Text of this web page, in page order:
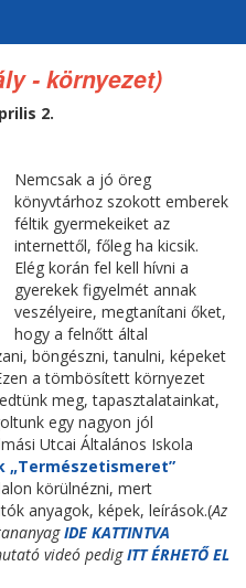
- környezet)
2.
Nemcsak a jó öreg
könyvtárhoz szokott emberek
féltik gyermekeiket az
internettől, főleg ha kicsik.
Elég korán fel kell hívni a
gyerekek figyelmét annak
veszélyeire, megtanítani őket,
hogy a felnőtt által
böngészni, tanulni, képeket
a tömbösített környezet
meg, tapasztalatainkat,
egy nagyon jól
Utcai Általános Iskola
„Természetismeret”
körülnézni, mert
anyagok, képek, leírások.(Az
IDE KATTINTVA
videó pedigITT ÉRHETŐ EL